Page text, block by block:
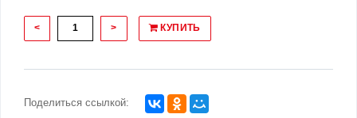
< > КУПИТЬ
Поделиться ссылкой: